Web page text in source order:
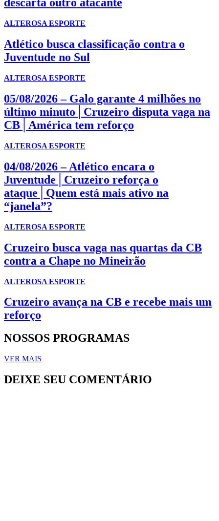
descarta outro atacante
ALTEROSA ESPORTE
Atlético busca classificação contra o
Juventude no Sul
ALTEROSA ESPORTE
05/08/2026 – Galo garante 4 milhões no
último minuto│Cruzeiro disputa vaga na
CB│América tem reforço
ALTEROSA ESPORTE
04/08/2026 – Atlético encara o
Juventude│Cruzeiro reforça o
ataque│Quem está mais ativo na
“janela”?
ALTEROSA ESPORTE
Cruzeiro busca vaga nas quartas da CB
contra a Chape no Mineirão
ALTEROSA ESPORTE
Cruzeiro avança na CB e recebe mais um
reforço
NOSSOS PROGRAMAS
VER MAIS
DEIXE SEU COMENTÁRIO